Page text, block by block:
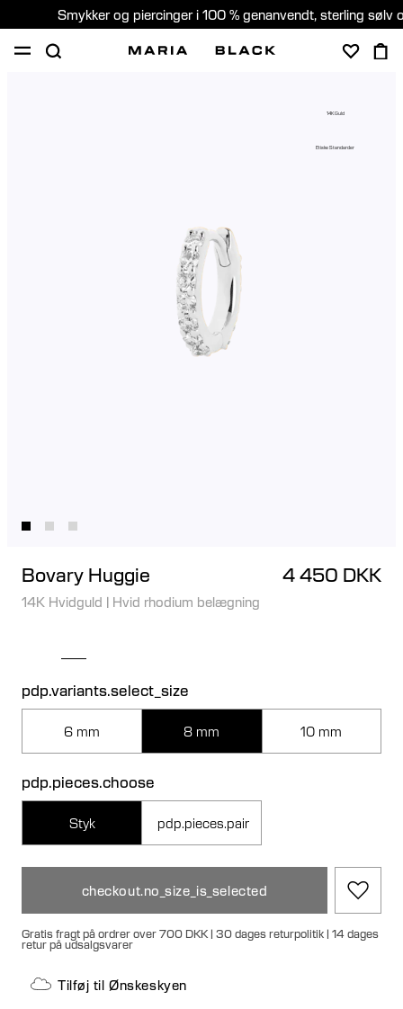
Smykker og piercinger i 100 % genanvendt, sterling sølv
14K Guld
Etiske Standarder
Bovary Huggie 4 450 DKK
14K Hvidguld | Hvid rhodium belægning
pdp.variants.select_size
6 mm 8 mm 10 mm
pdp.pieces.choose
Styk pdp.pieces.pair
checkout.no_size_is_selected
Gratis fragt på ordrer over 700 DKK | 30 dages returpolitik | 14 dages
retur på udsalgsvarer
Tilføj til Ønskeskyen